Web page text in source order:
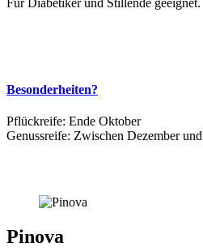
Für Diabetiker und Stillende geeignet.
Besonderheiten?
Pflückreife: Ende Oktober
Genussreife: Zwischen Dezember
Pinova